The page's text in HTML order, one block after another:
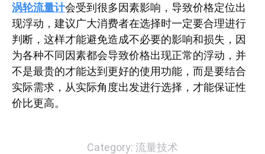
涡轮流量计会受到很多因素影响，导致价格定位出
现浮动，建议广大消费者在选择时一定要合理进行
判断，这样才能避免造成不必要的影响和损失，因
为各种不同因素都会导致价格出现正常的浮动，并
不是最贵的才能达到更好的使用功能，而是要结合
实际需求，从实际角度出发进行选择，才能保证性
价比更高。
Category: 流量技术